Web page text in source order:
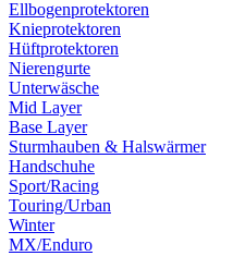
Ellbogenprotektoren
Knieprotektoren
Hüftprotektoren
Nierengurte
Unterwäsche
Mid Layer
Base Layer
Sturmhauben & Halswärmer
Handschuhe
Sport/Racing
Touring/Urban
Winter
MX/Enduro